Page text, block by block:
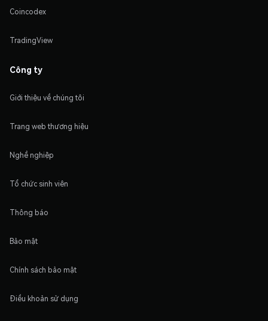
Coincodex
TradingView
Công ty
Giới thiệu về chúng tôi
Trang web thương hiệu
Nghề nghiệp
Tổ chức sinh viên
Thông báo
Bảo mật
Chính sách bảo mật
Điều khoản sử dụng